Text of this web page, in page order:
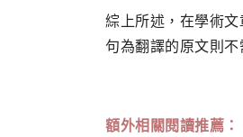
綜上所述，在學術
句為翻譯的原文則
額外相關閱讀推薦：